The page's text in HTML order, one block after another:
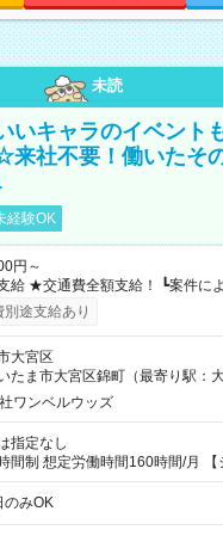
未読
いキャラのイベント
来社不要！働いたそ
経験OK
円～
規定あり ★日払
規定あり） ┗働いたその日に現金
ら 日払い分を引き落とせます！ 【試用期間
別途支給あり
大宮区
たま市大宮区錦町（最寄り駅：大
ワンベルウッズ
指定なし
想定労働時間160時間/月 【シフト例】 ・8：00
のみOK